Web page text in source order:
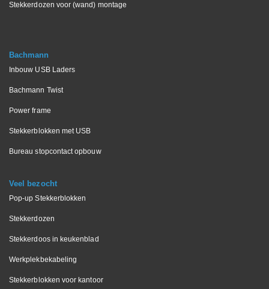
Stekkerdozen voor (wand) montage
Bachmann
Inbouw USB Laders
Bachmann Twist
Power frame
Stekkerblokken met USB
Bureau stopcontact opbouw
Veel bezocht
Pop-up Stekkerblokken
Stekkerdozen
Stekkerdoos in keukenblad
Werkplekbekabeling
Stekkerblokken voor kantoor